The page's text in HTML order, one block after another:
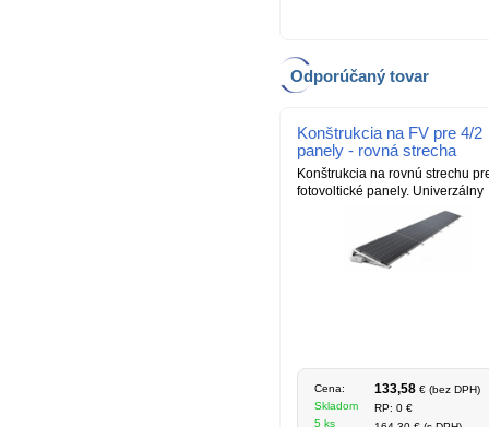
Odporúčaný tovar
Konštrukcia na FV pre 4/2
panely - rovná strecha
Konštrukcia na rovnú strechu
fotovoltické panely. Univerzálny
Cena:
Skladom
5 ks
133,58 € (bez DPH)
RP: 0 €